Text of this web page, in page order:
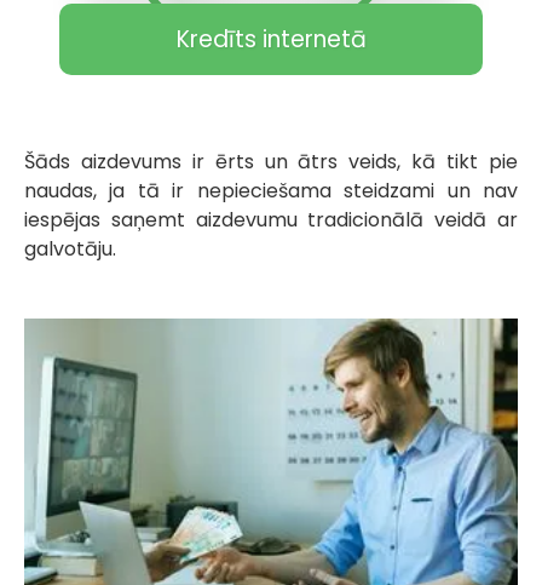
Kredīts internetā
Šāds aizdevums ir ērts un ātrs veids, kā tikt pie
naudas, ja tā ir nepieciešama steidzami un nav
iespējas saņemt aizdevumu tradicionālā veidā ar
galvotāju.